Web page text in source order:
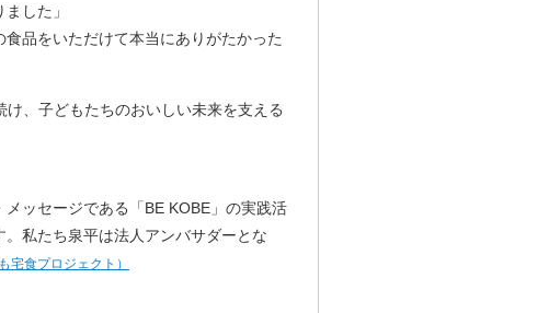
した」
品をいただけて本当にありがたかった
、子どもたちのおいしい未来を支える
ッセージである「BE KOBE」の実践活
私たち泉平は法人アンバサダーとな
宅食プロジェクト ）